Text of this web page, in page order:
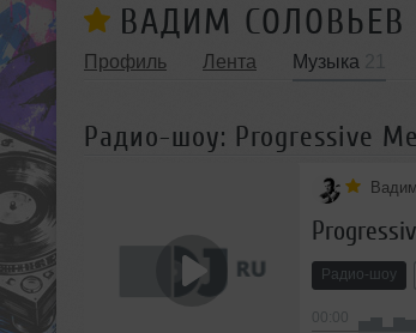
ВАДИМ СОЛОВЬЕВ
Профиль Лента Музыка
Радио-шоу: Progressive
Радио-шоу